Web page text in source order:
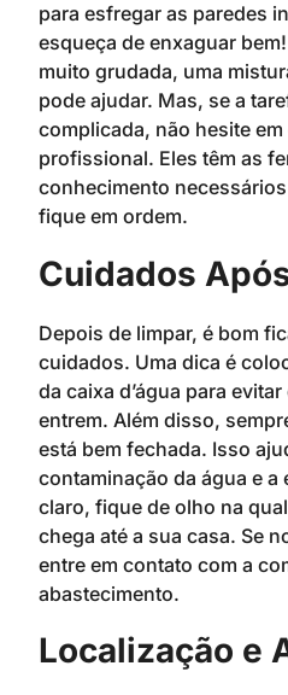
para esfregar as paredes
esqueça de enxaguar
muito grudada, uma
pode ajudar. Mas, se a
complicada, não hesite em
profissional. Eles têm as
conhecimento
fique em ordem.
Cuidados
Depois de limpar, é bom
cuidados. Uma dica é
da caixa d’água para
entrem. Além disso,
está bem fechada. Isso
contaminação da água e a
claro, fique de olho na
chega até a sua casa. Se
entre em contato com a
abastecimento.
Localização e